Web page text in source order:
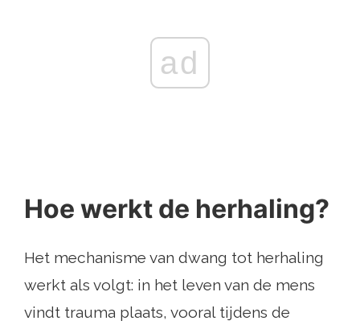
ad
Hoe werkt de herhaling?
Het mechanisme van dwang tot herhaling
werkt als volgt: in het leven van de mens
vindt trauma plaats, vooral tijdens de